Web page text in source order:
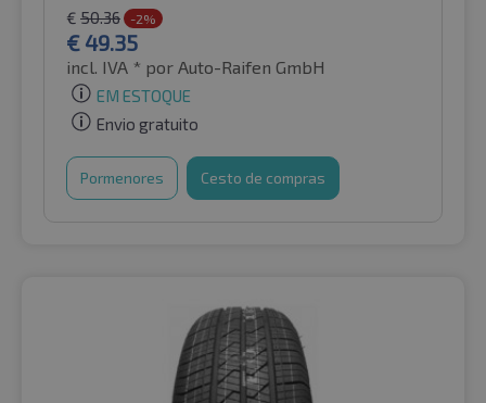
€ 50.36 -2%
€ 49.35
incl. IVA * por Auto-Raifen GmbH
EM ESTOQUE
Envio gratuito
Pormenores Cesto de compras